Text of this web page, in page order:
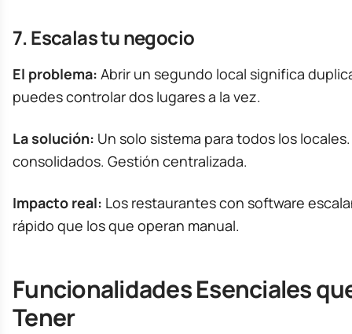
7. Escalas tu negocio
El problema: Abrir un segundo local significa
puedes controlar dos lugares a la vez.
La solución: Un solo sistema para todos los
consolidados. Gestión centralizada.
Impacto real: Los restaurantes con software
rápido que los que operan manual.
Funcionalidades Esenciales
Tener